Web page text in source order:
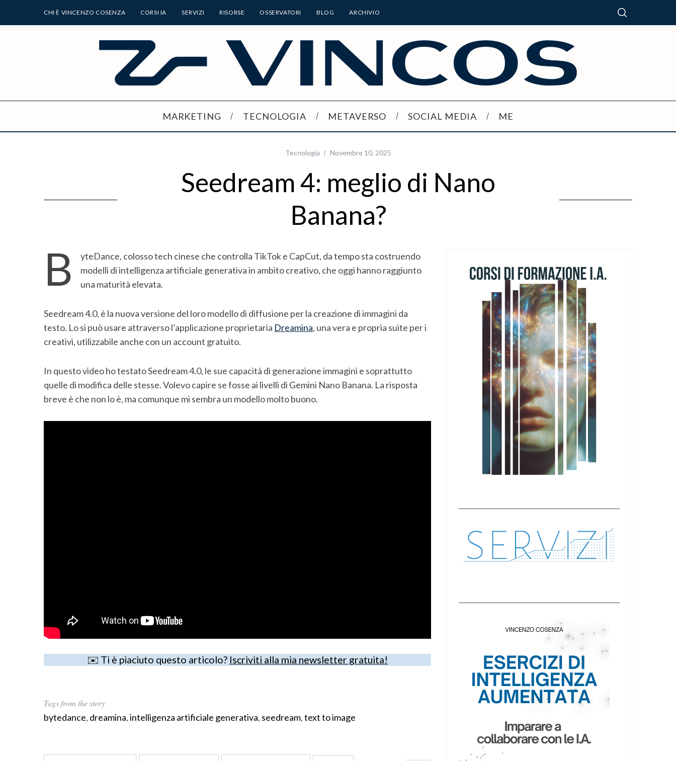
CHI È VINCENZO COSENZA CORSI IA SERVIZI RISORSE OSSERVATORI BLOG ARCHIVIO
MARKETING TECNOLOGIA METAVERSO SOCIAL MEDIA ME
Tecnologia Novembre 10, 2025
Seedream 4: meglio di Nano
Banana?
B
yteDance, colosso tech cinese che controlla TikTok e CapCut, da tempo sta costruendo
modelli di intelligenza artificiale generativa in ambito creativo, che oggi hanno raggiunto
una maturità elevata.
Seedream 4.0, è la nuova versione del loro modello di diffusione per la creazione di immagini da
testo. Lo si può usare attraverso l’applicazione proprietaria Dreamina, una vera e propria suite per i
creativi, utilizzabile anche con un account gratuito.
In questo video ho testato Seedream 4.0, le sue capacità di generazione immagini e soprattutto
quelle di modifica delle stesse. Volevo capire se fosse ai livelli di Gemini Nano Banana. La risposta
breve è che non lo è, ma comunque mi sembra un modello molto buono.
✉️ Ti è piaciuto questo articolo? Iscriviti alla mia newsletter gratuita!
Tags from the story
bytedance, dreamina,intelligenza artificiale generativa, seedream,text to image
o